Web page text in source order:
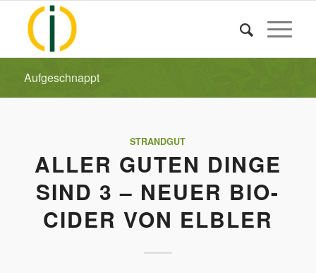
Aufgeschnappt
STRANDGUT
ALLER GUTEN DINGE
SIND 3 – NEUER BIO-
CIDER VON ELBLER